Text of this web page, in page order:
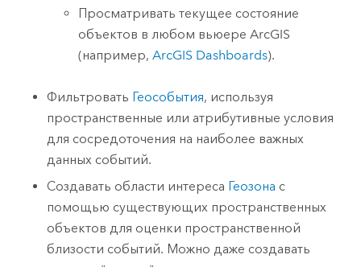
Просматривать текущее состояние
объектов в любом вьюере ArcGIS
(например,ArcGIS Dashboards).
Фильтровать Геособытия, используя
пространственные или атрибутивные условия
для сосредоточения на наиболее важных
данных событий.
Создавать области интереса Геозона с
помощью существующих пространственных
объектов для оценки пространственной
близости событий. Можно даже создавать